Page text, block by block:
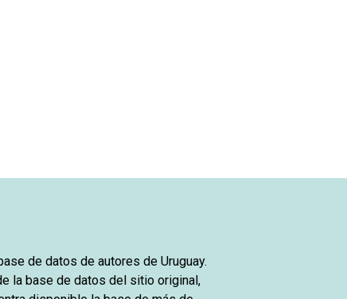
de datos de autores de Uruguay.
la base de datos del sitio original,